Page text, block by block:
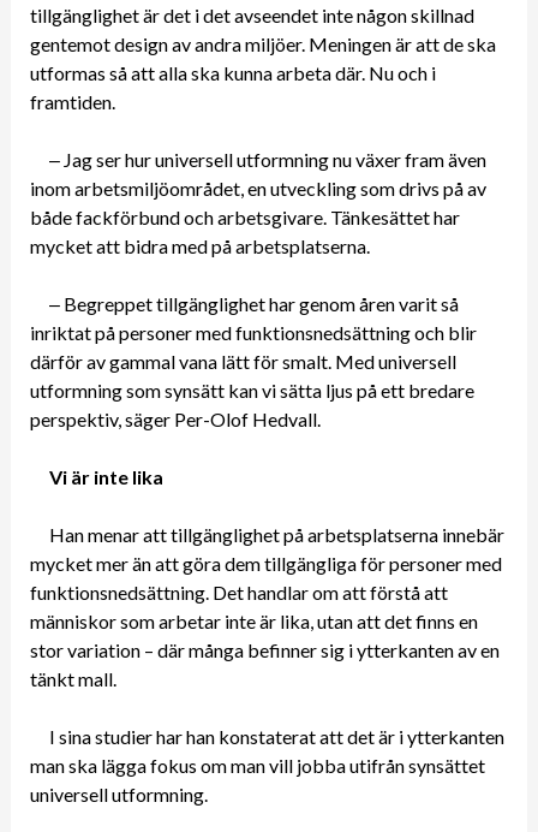
tillgänglighet är det i det avseendet inte någon skillnad
gentemot design av andra miljöer. Meningen är att de ska
utformas så att alla ska kunna arbeta där. Nu och i
framtiden.
‒ Jag ser hur universell utformning nu växer fram även
inom arbetsmiljöområdet, en utveckling som drivs på av
både fackförbund och arbetsgivare. Tänkesättet har
mycket att bidra med på arbetsplatserna.
‒ Begreppet tillgänglighet har genom åren varit så
inriktat på personer med funktionsnedsättning och blir
därför av gammal vana lätt för smalt. Med universell
utformning som synsätt kan vi sätta ljus på ett bredare
perspektiv, säger Per-Olof Hedvall.
Vi är inte lika
Han menar att tillgänglighet på arbetsplatserna innebär
mycket mer än att göra dem tillgängliga för personer med
funktionsnedsättning. Det handlar om att förstå att
människor som arbetar inte är lika, utan att det finns en
stor variation – där många befinner sig i ytterkanten av en
tänkt mall.
I sina studier har han konstaterat att det är i ytterkanten
man ska lägga fokus om man vill jobba utifrån synsättet
universell utformning.